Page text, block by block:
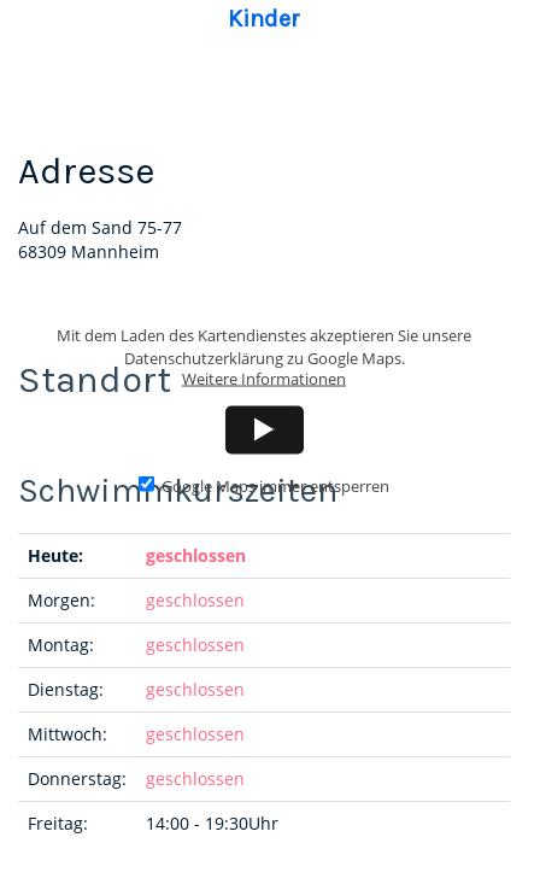
Kinder
Adresse
Auf dem Sand 75-77
68309 Mannheim
Standort
Mit dem Laden des Kartendienstes akzeptieren Sie unsere
Datenschutzerklärung zu Google Maps.
Weitere Informationen
Google Maps immer entsperren
Heute:
geschlossen
Morgen:
geschlossen
Montag:
geschlossen
Dienstag:
geschlossen
Mittwoch:
geschlossen
Donnerstag:
geschlossen
Freitag:
14:00 - 19:30Uhr